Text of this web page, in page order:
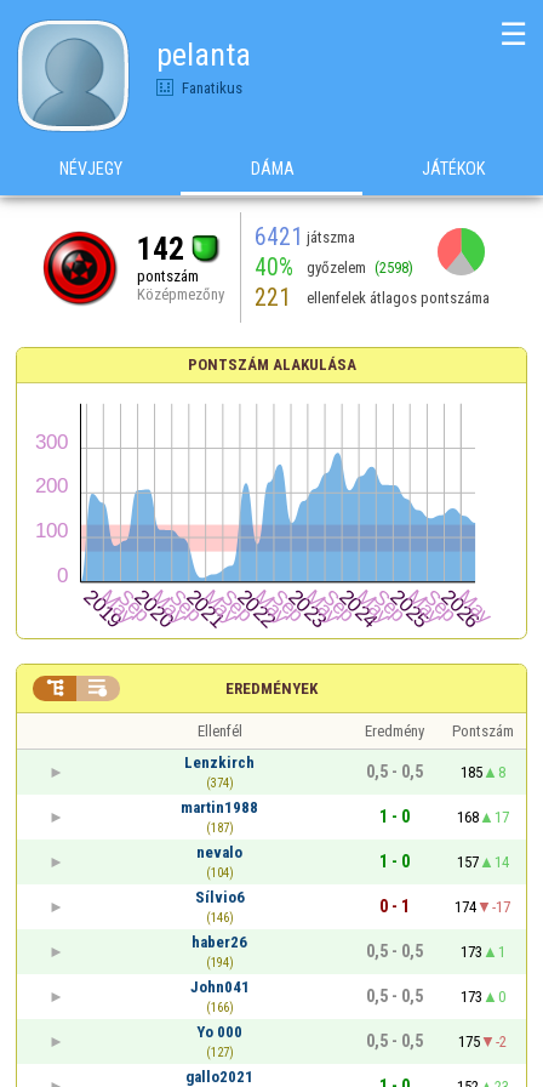
pelanta
Fanatikus
☰
NÉVJEGY DÁMA JÁTÉKOK
142
pontszám
Középmezőny
6421 játszma
40% győzelem (2598)
221 ellenfelek átlagos pontszáma
PONTSZÁM ALAKULÁSA
EREDMÉNYEK
 
Ellenfél Eredmény
Pontszám
Lenzkirch
(374)
0,5 - 0,5 185
8
martin1988
(187)
1 - 0 168
17
nevalo
(104)
1 - 0 157
14
Sílvio6
(146)
0 - 1 174
-17
haber26
(194)
0,5 - 0,5 173
1
John041
(166)
0,5 - 0,5 173
0
Yo 000
(127)
0,5 - 0,5 175
-2
gallo2021